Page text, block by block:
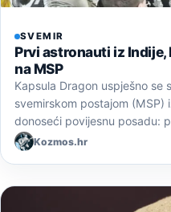
SVEMIR
Prvi astronauti iz
na MSP
Kapsula Dragon uspješno se
svemirskom postajom
donoseći povijesnu posadu:
Kozmos.hr